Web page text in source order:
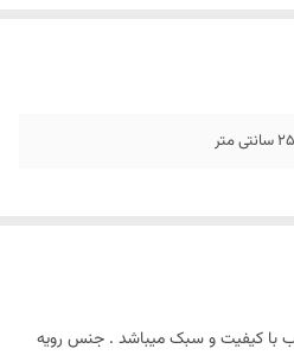
کیفیت و سبک میباشد . جنس رویه